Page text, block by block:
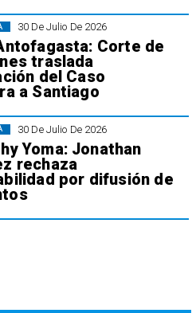
30 De Julio De 2026
Corte de
traslada
del Caso
a Santiago
30 De Julio De 2026
Yoma: Jonathan
rechaza
por difusión de